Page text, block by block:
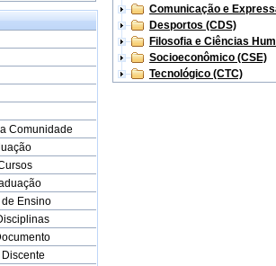
Comunidade
de Ensino
Comunicação e
Desportos (CDS)
Filosofia e Ciências
Socioeconômico (CSE)
Tecnológico (CTC)